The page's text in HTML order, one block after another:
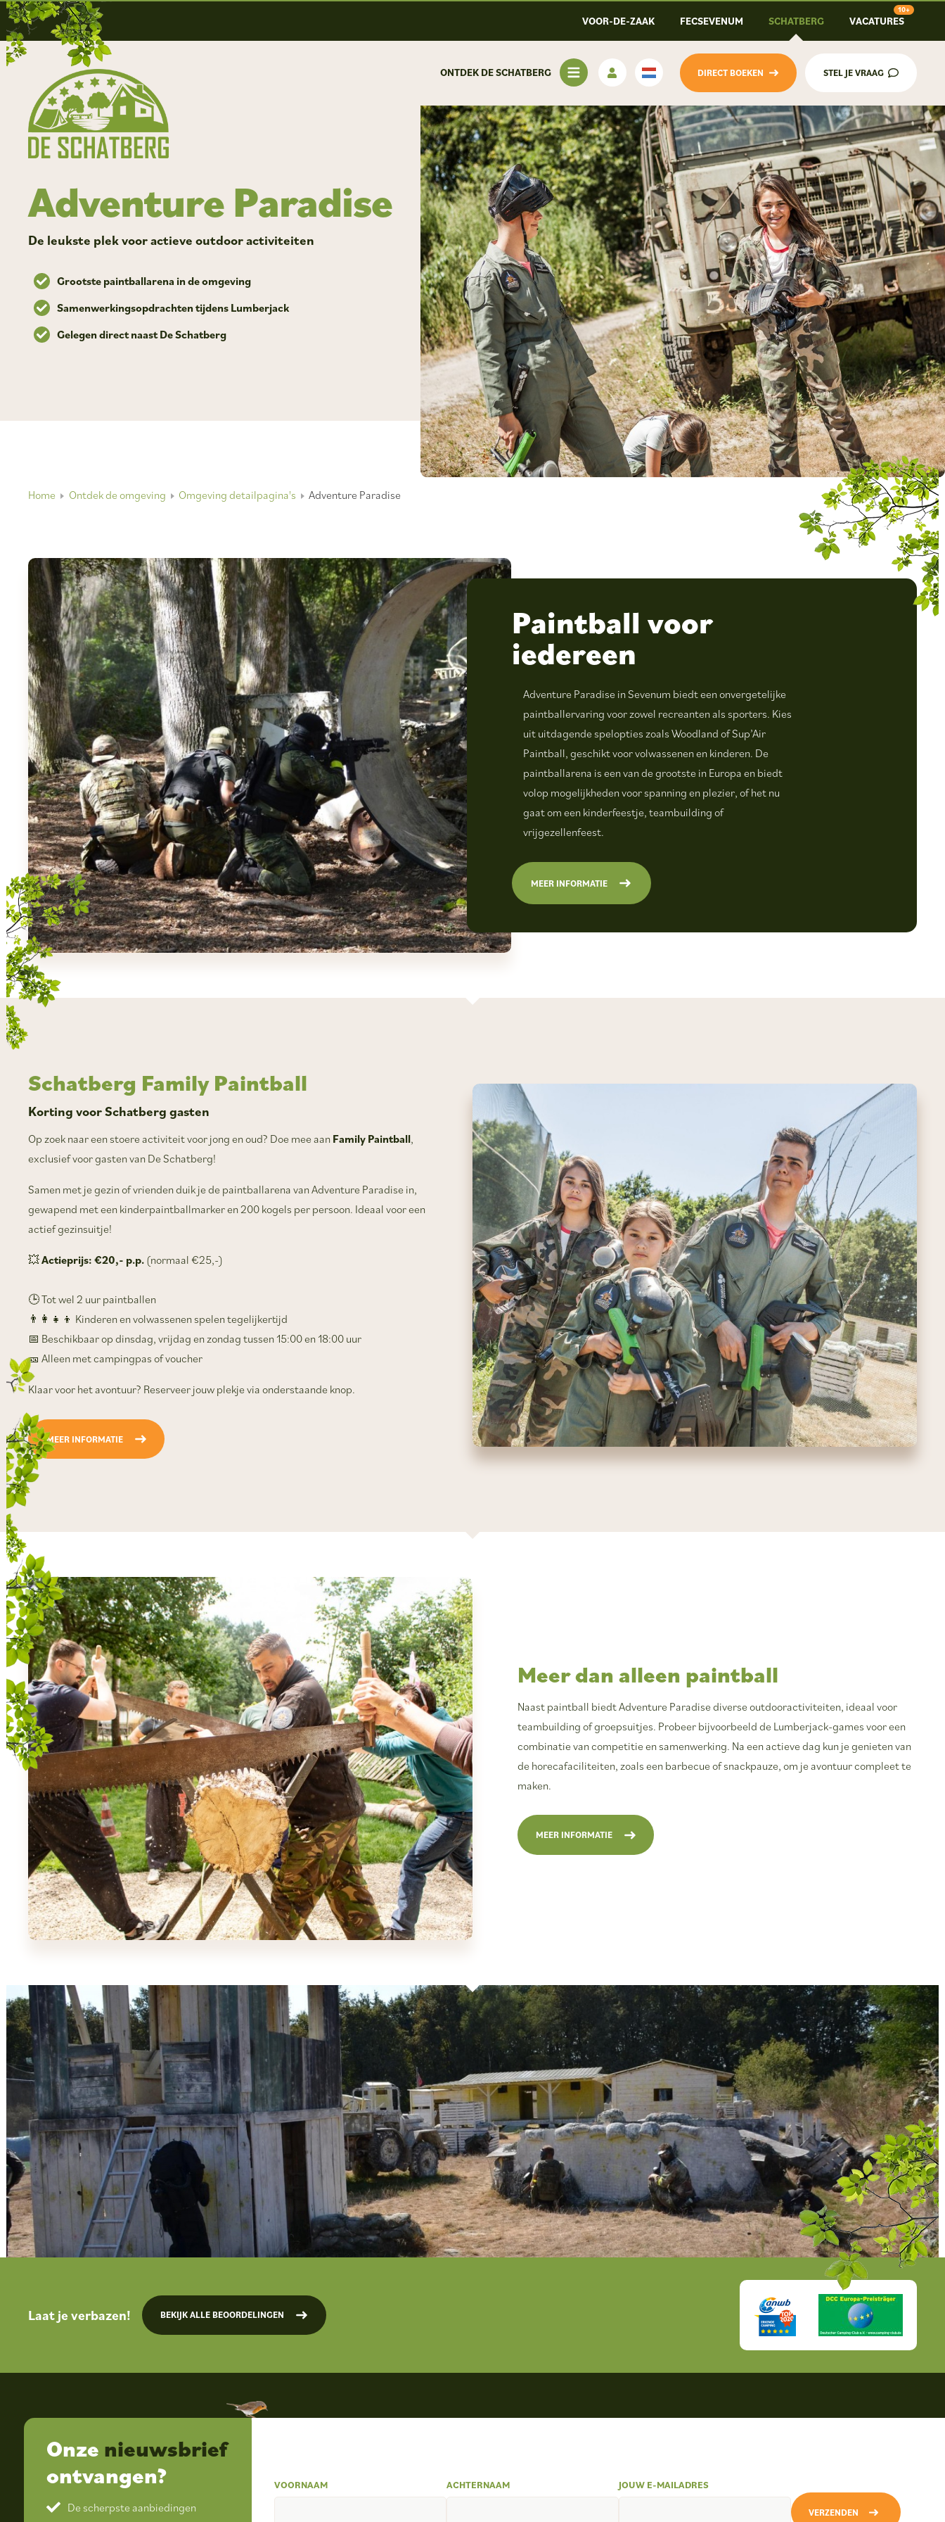
VOOR-DE-ZAAK FECSEVENUM SCHATBERG VACATURES
ONTDEK DE SCHATBERG
Nederlands
DIRECT BOEKEN STEL JE VRAAG
Adventure Paradise
De leukste plek voor actieve outdoor activiteiten
Grootste paintballarena in de omgeving
Samenwerkingsopdrachten tijdens Lumberjack
Gelegen direct naast De Schatberg
Home Ontdek de omgeving Omgeving detailpagina's Adventure Paradise
Paintball voor
iedereen
Adventure Paradise in Sevenum biedt een onvergetelijke
paintballervaring voor zowel recreanten als sporters. Kies
uit uitdagende spelopties zoals Woodland of Sup’Air
Paintball, geschikt voor volwassenen en kinderen. De
paintballarena is een van de grootste in Europa en biedt
volop mogelijkheden voor spanning en plezier, of het nu
gaat om een kinderfeestje, teambuilding of
vrijgezellenfeest.
MEER INFORMATIE
Schatberg Family Paintball
Korting voor Schatberg gasten
Op zoek naar een stoere activiteit voor jong en oud? Doe mee aan Family Paintball,
exclusief voor gasten van De Schatberg!
Samen met je gezin of vrienden duik je de paintballarena van Adventure Paradise in,
gewapend met een kinderpaintballmarker en 200 kogels per persoon. Ideaal voor een
actief gezinsuitje!
💥Actieprijs: €20,- p.p. (normaal €25,-)
🕒 Tot wel 2 uur paintballen
👨‍👩‍👧‍👦 Kinderen en volwassenen spelen tegelijkertijd
📅 Beschikbaar op dinsdag, vrijdag en zondag tussen 15:00 en 18:00 uur
🎫 Alleen met campingpas of voucher
Klaar voor het avontuur? Reserveer jouw plekje via onderstaande knop.
MEER INFORMATIE
Meer dan alleen paintball
Naast paintball biedt Adventure Paradise diverse outdooractiviteiten, ideaal voor
teambuilding of groepsuitjes. Probeer bijvoorbeeld de Lumberjack-games voor een
combinatie van competitie en samenwerking. Na een actieve dag kun je genieten van
de horecafaciliteiten, zoals een barbecue of snackpauze, om je avontuur compleet te
maken.
MEER INFORMATIE
Laat je verbazen! BEKIJK ALLE BEOORDELINGEN
Onze nieuwsbrief
ontvangen?
De scherpste aanbiedingen
VOORNAAM ACHTERNAAM JOUW E-MAILADRES
VERZENDEN